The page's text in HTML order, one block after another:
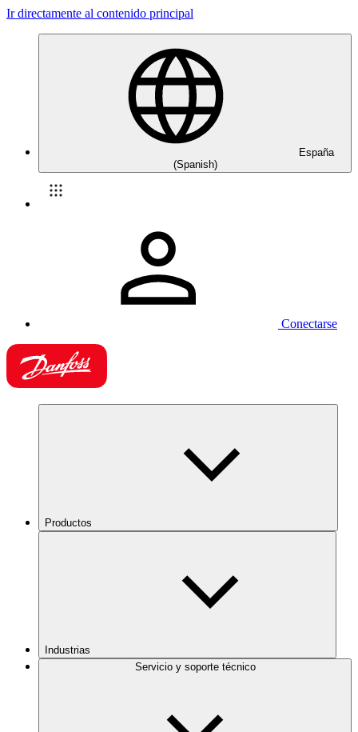
Ir directamente al contenido principal
España
(Spanish)
Conectarse
Productos
Industrias
Servicio y soporte técnico